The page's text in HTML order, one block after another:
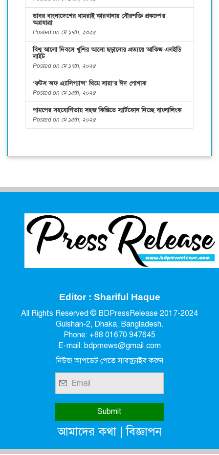
ডাবর বাংলাদেশের ধামরাই কারখানায় সৌরশক্তি প্রকল্পের
অগ্রযাত্রা
Posted on মে ১৭th, ২০২৫
বিশ্ব আলো দিবসে খুশির আলো ছড়ানোর প্রত্যয়ে আকিজ এলইডি
লাইট
Posted on মে ১৭th, ২০২৫
‘রুটস অফ এ্যালিগ্যান্স’ থিমে সারা’র ঈদ পোশাক
Posted on মে ১৫th, ২০২৫
পামপের সহযোগিতায় সহজ কিস্তিতে স্মার্টফোন দিচ্ছে বাংলালিংক
Posted on মে ১৫th, ২০২৫
Editor : Shariful Haque
All Rights Reserved © BDPressRelease 2017-2024
Gulshan-2, Dhaka, Bangladesh.
Phone: +88 01670 947645
E-mail: bdprnews@gmail.com
নিউজ আপডেট পেতে সাবস্ক্রাইব করুন
আমাদের কথা|বিজ্ঞাপন